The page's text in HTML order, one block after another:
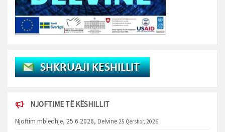
NJOFTIME TË KËSHILLIT
Njoftim mbledhje, 25.6.2026, Delvine 25 Qershor, 2026